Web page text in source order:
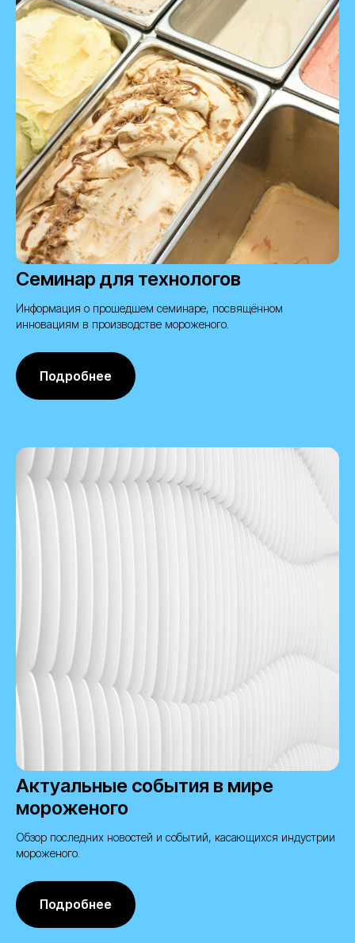
Семинар для технологов
Информация о прошедшем семинаре, посвящённом
инновациям в производстве мороженого.
Подробнее
Актуальные события в мире
мороженого
Обзор последних новостей и событий, касающихся индустрии
мороженого.
Подробнее